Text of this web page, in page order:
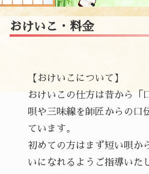
おけいこ・料金
【おけいこについて】
おけいこの仕方は昔から「
唄や三味線を師匠からの口
ています。
初めての方はまず短い唄か
いになれるようご指導いた